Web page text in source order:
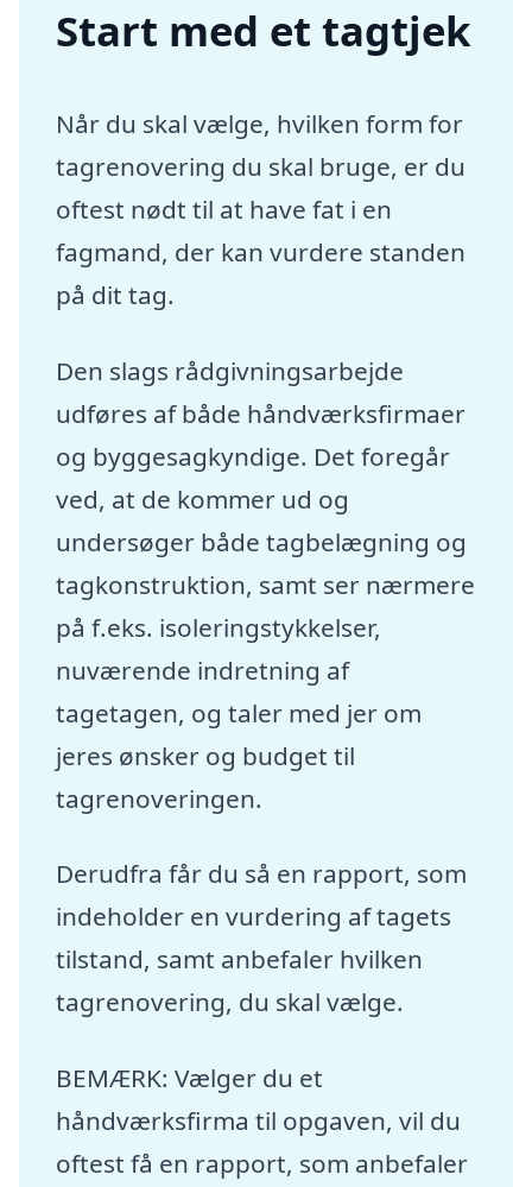
Start med et tagtjek
Når du skal vælge, hvilken form for
tagrenovering du skal bruge, er du
oftest nødt til at have fat i en
fagmand, der kan vurdere standen
på dit tag.
Den slags rådgivningsarbejde
udføres af både håndværksfirmaer
og byggesagkyndige. Det foregår
ved, at de kommer ud og
undersøger både tagbelægning og
tagkonstruktion, samt ser nærmere
på f.eks. isoleringstykkelser,
nuværende indretning af
tagetagen, og taler med jer om
jeres ønsker og budget til
tagrenoveringen.
Derudfra får du så en rapport, som
indeholder en vurdering af tagets
tilstand, samt anbefaler hvilken
tagrenovering, du skal vælge.
BEMÆRK: Vælger du et
håndværksfirma til opgaven, vil du
oftest få en rapport, som anbefaler